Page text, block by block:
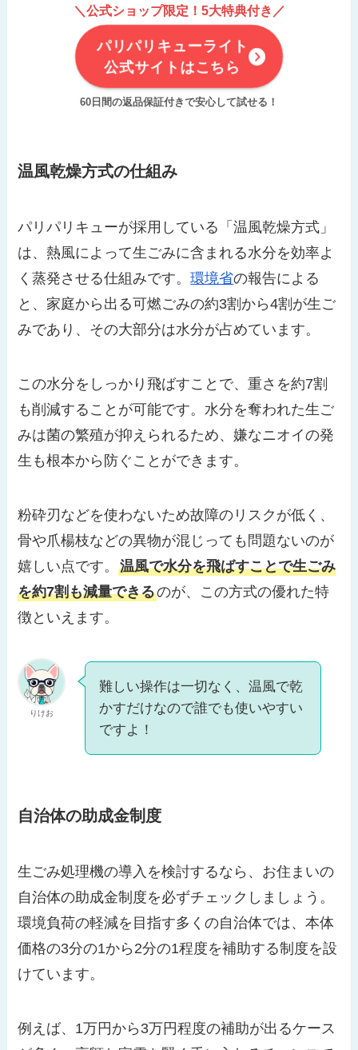
＼公式ショップ限定！5大特典付き／
パリパリキューライト
公式サイトはこちら
60日間の返品保証付きで安心して試せる！
温風乾燥方式の仕組み
パリパリキューが採用している「温風乾燥方式」
は、熱風によって生ごみに含まれる水分を効率よ
く蒸発させる仕組みです。環境省の報告による
と、家庭から出る可燃ごみの約3割から4割が生ご
みであり、その大部分は水分が占めています。
この水分をしっかり飛ばすことで、重さを約7割
も削減することが可能です。水分を奪われた生ご
みは菌の繁殖が抑えられるため、嫌なニオイの発
生も根本から防ぐことができます。
粉砕刃などを使わないため故障のリスクが低く、
骨や爪楊枝などの異物が混じっても問題ないのが
嬉しい点です。温風で水分を飛ばすことで生ごみ
を約7割も減量できるのが、この方式の優れた特
徴といえます。
りけお
難しい操作は一切なく、温風で乾
かすだけなので誰でも使いやすい
ですよ！
自治体の助成金制度
生ごみ処理機の導入を検討するなら、お住まいの
自治体の助成金制度を必ずチェックしましょう。
環境負荷の軽減を目指す多くの自治体では、本体
価格の3分の1から2分の1程度を補助する制度を設
けています。
例えば、1万円から3万円程度の補助が出るケース